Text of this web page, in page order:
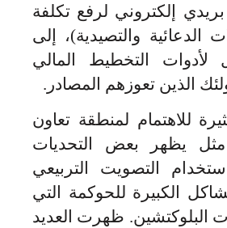
إلكتروني لرفع تكلفة
الدعائية والتصيدية)، إلى
لأدوات التخطيط المالي
الذين تعوزهم المصادر.
للاهتمام لمنطقة تعاون
يظهر بعض التحديات
التصويت التربيعي
الكبيرة للحوكمة التي
البلوكتشين. ظهرت العديد